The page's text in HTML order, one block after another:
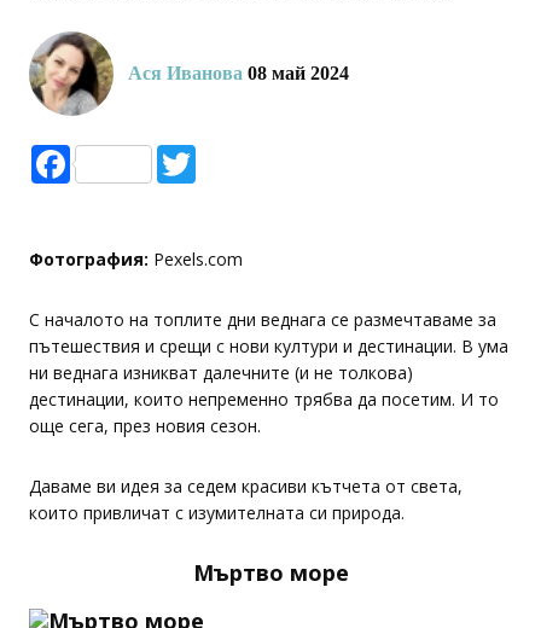
Ася Иванова 08 май 2024
Facebook
Фотография: Pexels.com
С началото на топлите дни веднага се размечтаваме за
пътешествия и срещи с нови култури и дестинации. В ума
ни веднага изникват далечните (и не толкова)
дестинации, които непременно трябва да посетим. И то
още сега, през новия сезон.
Даваме ви идея за седем красиви кътчета от света,
които привличат с изумителната си природа.
Мъртво море